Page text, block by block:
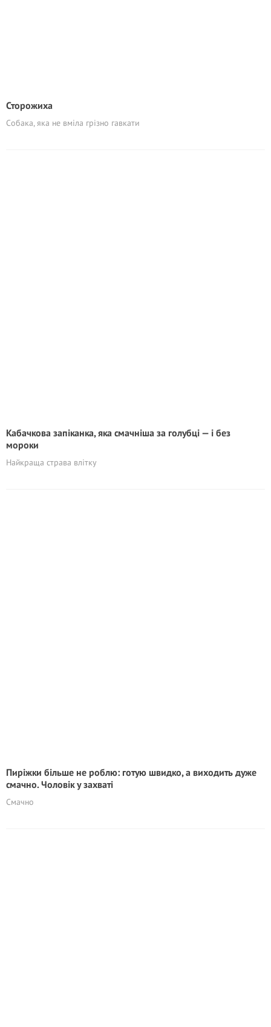
Сторожиха
Собака, яка не вміла грізно гавкати
Кабачкова запіканка, яка смачніша за голубці — і без
мороки
Найкраща страва влітку
Пиріжки більше не роблю: готую швидко, а виходить дуже
смачно. Чоловік у захваті
Смачно